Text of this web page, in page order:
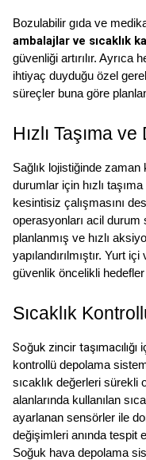
Bozulabilir gıda ve
ambalajlar ve sıcaklık
güvenliği artırılır. Ayrıca
ihtiyaç duyduğu özel
süreçler buna göre
Hızlı Taşıma
Sağlık lojistiğinde
durumlar için hızlı
kesintisiz çalışmasını
operasyonları acil durum
planlanmış ve hızlı
yapılandırılmıştır. Yurt
güvenlik öncelikli hedefler
Sıcaklık
Soğuk zincir taşımacılığı
kontrollü depolama
sıcaklık değerleri sürekli
alanlarında kullanılan
ayarlanan sensörler ile
değişimleri anında tespit
Soğuk hava depolama